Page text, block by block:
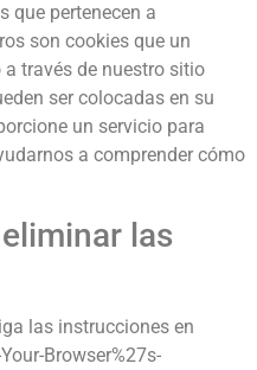
que pertenecen a
son cookies que un
través de nuestro sitio
ser colocadas en su
un servicio para
a comprender cómo
las
las instrucciones en
Browser%27s-